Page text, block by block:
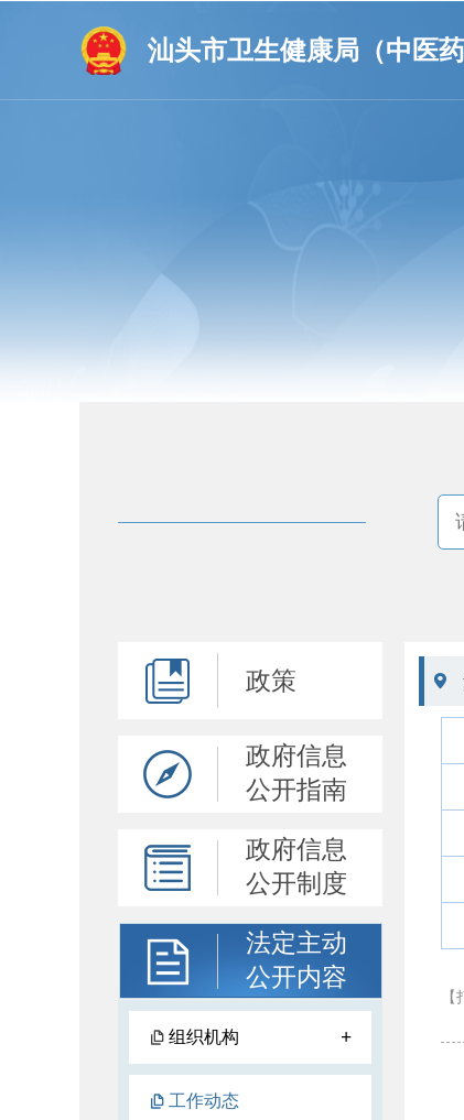
汕头市卫生健康局（中医药
政策
政府信息
公开指南
政府信息
公开制度
法定主动
公开内容
组织机构 +
工作动态

【